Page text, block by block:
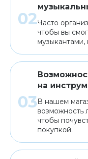
Часто
чтобы вы
на
В нашем
возможность
чтобы
покупкой.